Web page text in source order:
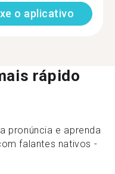
o aplicativo
rápido
pronúncia e aprenda
falantes nativos -